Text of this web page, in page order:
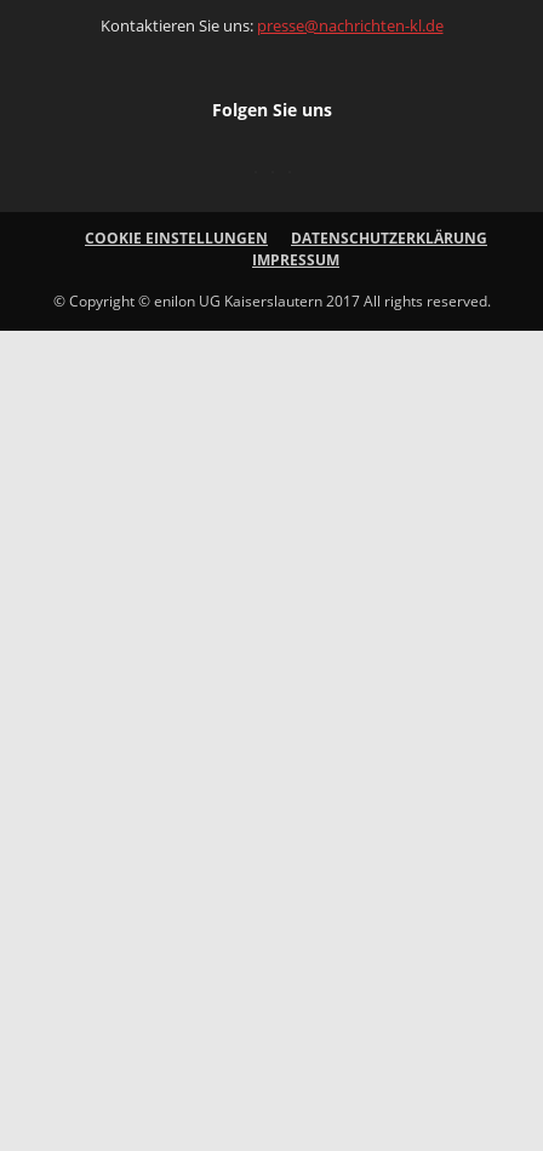
Kontaktieren Sie uns: presse@nachrichten-kl.de
Folgen Sie uns
COOKIE EINSTELLUNGEN
DATENSCHUTZERKLÄRUNG
IMPRESSUM
© Copyright © enilon UG Kaiserslautern 2017 All rights reserved.